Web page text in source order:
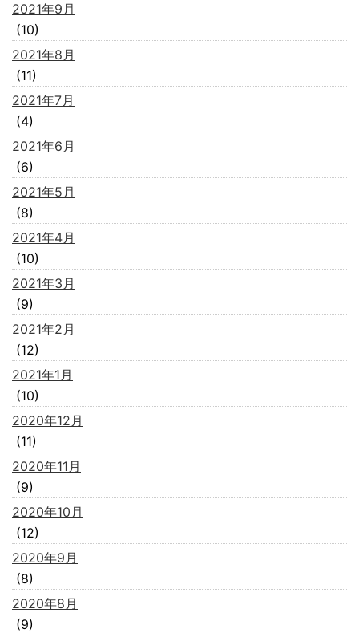
2021年9月
(10)
2021年8月
(11)
2021年7月
(4)
2021年6月
(6)
2021年5月
(8)
2021年4月
(10)
2021年3月
(9)
2021年2月
(12)
2021年1月
(10)
2020年12月
(11)
2020年11月
(9)
2020年10月
(12)
2020年9月
(8)
2020年8月
(9)